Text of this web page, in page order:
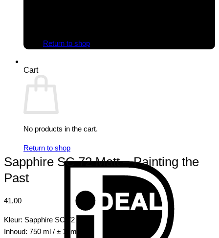
Return to shop
Cart
No products in the cart.
Return to shop
Sapphire SC 72 Matt – Painting the
Past
41,00
Kleur: Sapphire SC 72
Inhoud: 750 ml / ± 10m2